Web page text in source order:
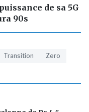
de sa 5G
90s
Transition Zero